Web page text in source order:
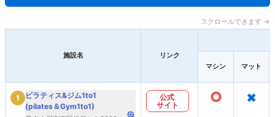
スクロールできます →
施設名 リンク
マシン マット
1
ピラティス&ジム1to1
(pilates＆Gym1to1)
公式
サイト
○ ×